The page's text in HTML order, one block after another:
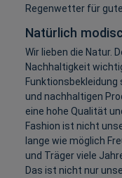
Regenwetter für gute
Natürlich
Wir lieben die Natur.
Nachhaltigkeit
und nachhaltigen
eine hohe Qualität
Fashion ist nicht
lange wie möglich
und Träger viele
Das ist nicht nur